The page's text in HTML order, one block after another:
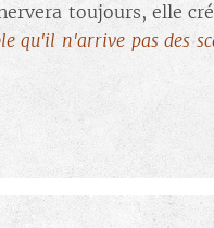
toujours, elle
qu'il n'arrive pas des